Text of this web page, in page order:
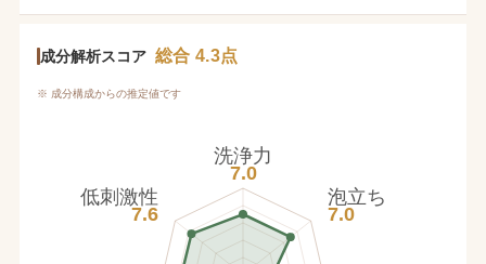
成分解析スコア 総合 4.3点
※ 成分構成からの推定値です
洗浄力
7.0
泡立ち
7.0
低刺激性
7.6